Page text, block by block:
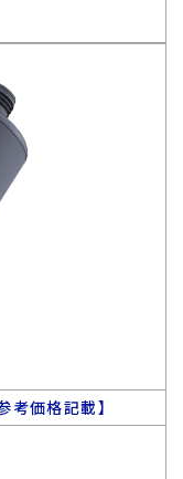
価格記載】